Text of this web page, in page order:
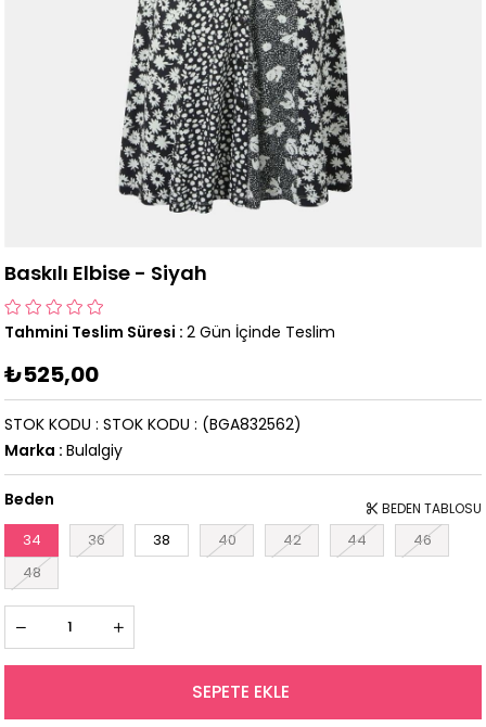
Baskılı Elbise - Siyah
Tahmini Teslim Süresi : 2 Gün İçinde Teslim
₺525,00
(BGA832562)
STOK KODU
STOK KODU
Marka : Bulalgiy
Beden
34 36 38 40 42 44
46
48
BEDEN TABLOSU